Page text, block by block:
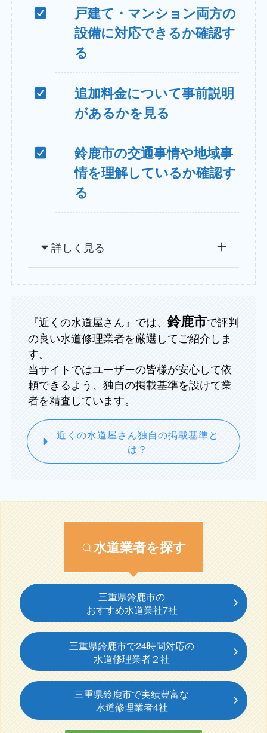
戸建て・マンション両方の
設備に対応できるか確認す
る
追加料金について事前説明
があるかを見る
鈴鹿市の交通事情や地域事
情を理解しているか確認す
る
詳しく見る
『近くの水道屋さん』では、 鈴鹿市で評判
の良い水道修理業者を厳選してご紹介しま
す。
当サイトではユーザーの皆様が安心して依
頼できるよう、独自の掲載基準を設けて業
者を精査しています。
近くの水道屋さん独自の掲載基準と
は？
水道業者を探す
三重県鈴鹿市の
おすすめ水道業社7社
三重県鈴鹿市で24時間対応の
水道修理業者２社
三重県鈴鹿市で実績豊富な
水道修理業者4社